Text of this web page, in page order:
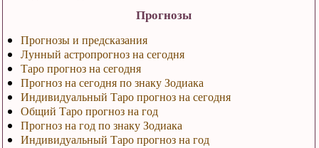
Прогнозы
Прогнозы и предсказания
Лунный астропрогноз на сегодня
Таро прогноз на сегодня
Прогноз на сегодня по знаку Зодиака
Индивидуальный Таро прогноз на сегодня
Общий Таро прогноз на год
Прогноз на год по знаку Зодиака
Индивидуальный Таро прогноз на год